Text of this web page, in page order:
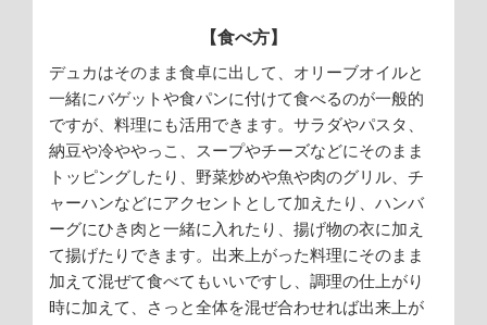
【食べ方】
デュカはそのまま食卓に出して、オリーブオイルと
一緒にバゲットや食パンに付けて食べるのが一般的
ですが、料理にも活用できます。サラダやパスタ、
納豆や冷ややっこ、スープやチーズなどにそのまま
トッピングしたり、野菜炒めや魚や肉のグリル、チ
ャーハンなどにアクセントとして加えたり、ハンバ
ーグにひき肉と一緒に入れたり、揚げ物の衣に加え
て揚げたりできます。出来上がった料理にそのまま
加えて混ぜて食べてもいいですし、調理の仕上がり
時に加えて、さっと全体を混ぜ合わせれば出来上が